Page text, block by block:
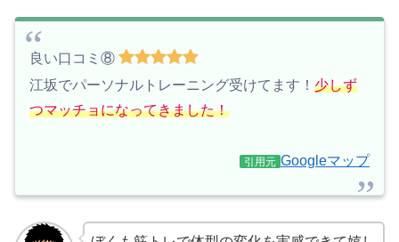
良い口コミ⑧
江坂でパーソナルトレーニング受けてます！ 少しず
つマッチョになってきました！
引用元 Googleマップ